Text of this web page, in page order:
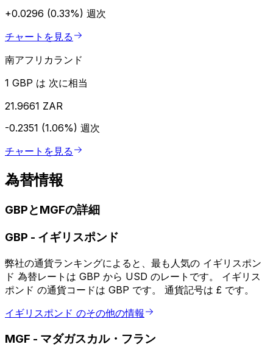
+0.0296 (0.33%) 週次
チャートを見る
南アフリカランド
1 GBP は 次に相当
21.9661 ZAR
-0.2351 (1.06%) 週次
チャートを見る
為替情報
GBPとMGFの詳細
GBP - イギリスポンド
弊社の通貨ランキングによると、最も人気の イギリスポン
ド 為替レートは GBP から USD のレートです。 イギリス
ポンド の通貨コードは GBP です。 通貨記号は £ です。
イギリスポンド のその他の情報
MGF - マダガスカル・フラン